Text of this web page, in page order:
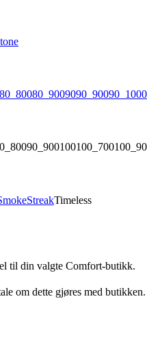
80_80080_9009090_90090_1000
90_900100100_700
StreakTimeless
til din valgte Comfort-butikk.
om dette gjøres med butikken.